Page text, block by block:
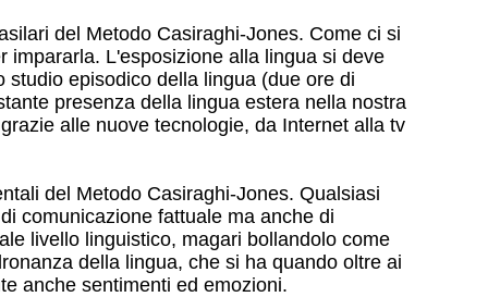
del Metodo Casiraghi-Jones. Come ci si
L'esposizione alla lingua si deve
episodico della lingua (due ore di
presenza della lingua estera nella nostra
alle nuove tecnologie, da Internet alla tv
del Metodo Casiraghi-Jones. Qualsiasi
comunicazione fattuale ma anche di
livello linguistico, magari bollandolo come
della lingua, che si ha quando oltre ai
anche sentimenti ed emozioni.